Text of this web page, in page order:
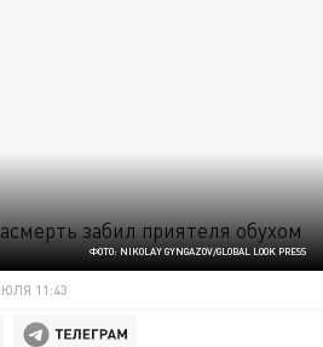
ФОТО: NIKOLAY GYNGAZOV/GLOBAL LOOK PRESS
11:43